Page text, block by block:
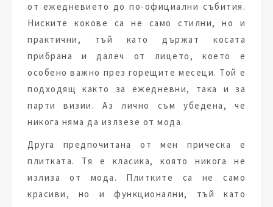
от ежедневието до по-официални събития.
Ниските кокове са не само стилни, но и
практични, тъй като държат косата
прибрана и далеч от лицето, което е
особено важно през горещите месеци. Той е
подходящ както за ежедневни, така и за
парти визии. Аз лично съм убедена, че
никога няма да излзезе от мода.
Друга предпочитана от мен прическа е
плитката. Тя е класика, която никога не
излиза от мода. Плитките са не само
красиви, но и функционални, тъй като